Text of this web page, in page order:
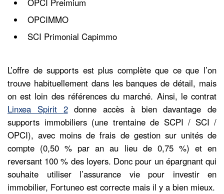
OPCI Preimium
OPCIMMO
SCI Primonial Capimmo
L’offre de supports est plus complète que ce que l’on
trouve habituellement dans les banques de détail, mais
on est loin des références du marché. Ainsi, le contrat
Linxea Spirit 2donne accès à bien davantage de
supports immobiliers (une trentaine de SCPI / SCI /
OPCI), avec moins de frais de gestion sur unités de
compte (0,50 % par an au lieu de 0,75 %) et en
reversant 100 % des loyers. Donc pour un épargnant qui
souhaite utiliser l’assurance vie pour investir en
immobilier, Fortuneo est correcte mais il y a bien mieux.